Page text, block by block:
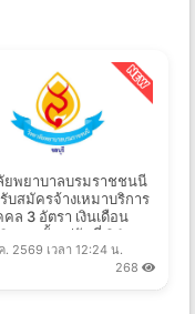
ยพยาบาลบรมราชชนนี
บสมัครจ้างเหมาบริการ
ล 3 อัตรา เงินเดือน
บาท ตั้งแต่วันที่ 24
ส.ค. 2569
2569 เวลา 12:24 น.
268